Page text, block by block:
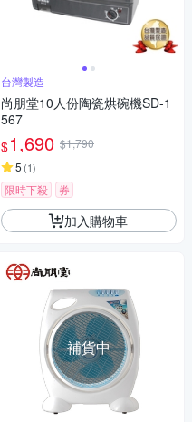
台灣製造
尚朋堂10人份陶瓷烘碗機SD-1
567
$1,690 $1,790
5 (1)
限時下殺 券
加入購物車
補貨中